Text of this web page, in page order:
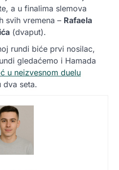
a u finalima slemova
svih vremena – Rafaela
(dvaput).
rundi biće prvi nosilac,
gledaćemo i Hamada
u neizvesnom duelu
dva seta.